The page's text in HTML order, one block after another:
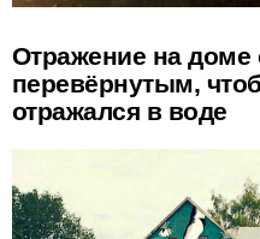
Отражение на доме
перевёрнутым,
отражался в воде